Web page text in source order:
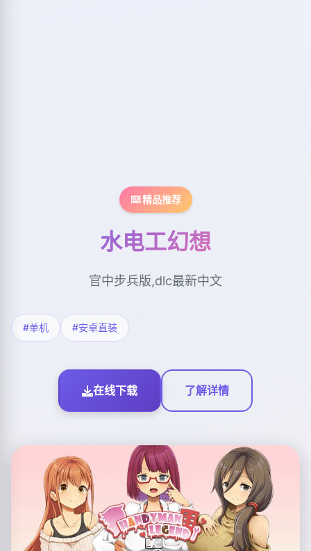
⌨️ 精品推荐
水电工幻想
官中步兵版,dlc最新中文
#单机 #安卓直装
在线下载 了解详情